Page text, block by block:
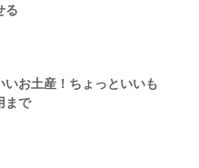
る
いお土産！ちょっといいも
まで